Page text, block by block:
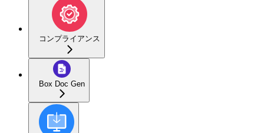
コンプライアンス
Box Doc Gen